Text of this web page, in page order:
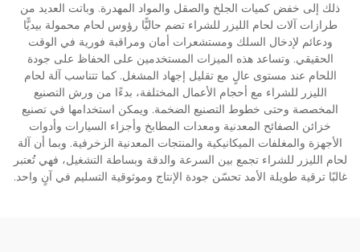
ذلك إلى خفض كميات الجلخ والصقل والمواد المهدرة. وباتت العديد من
طرازات آلات لحام الليزر للشراء تضم حاليًّا رؤوس لحام محمولة بيديًّا
ودعائم لإدخال السلك ومستشعرات أمان ومراقبة فورية في الوقت
الحقيقي. وتساعد هذه الميزات المستخدمين على الحفاظ على جودة
اللحام عند مستوى عالٍ مع تقليل إجهاد المشغل. كما تتناسب آلة لحام
الليزر للشراء مع أحجام الأعمال المختلفة، بدءًا من ورش التصنيع
المخصصة وحتى خطوط التصنيع الضخمة. ويمكن استخدامها في تصنيع
خزائن الصفائح المعدنية ومعدات المطابخ وأجزاء السيارات وأدوات
الأجهزة والمغلفات الميكانيكية والمنتجات المعدنية الزخرفية. وبما أن آلة
لحام الليزر للشراء تجمع بين السرعة والدقة وبساطة التشغيل، فهي تُعتبر
غالبًا ترقية طويلة الأمد تحسّن جودة الإنتاج وموثوقية التسليم في آنٍ واحد.